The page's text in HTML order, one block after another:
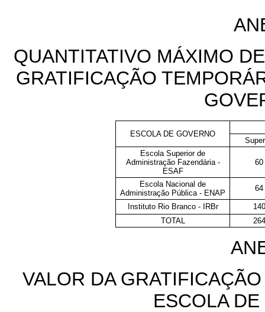
QUANTITATIVO MÁXIMO
GRATIFICAÇÃO
ESCOLA DE GOVERNO
Escola Superior de
Administração Fazendária -
ESAF
60
Escola Nacional de
Administração Pública - ENAP
64
Instituto Rio Branco - IRBr
140
TOTAL
264
VALOR DA
ESCOLA